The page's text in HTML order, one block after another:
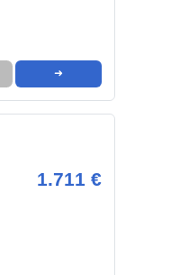
➜
1.711 €